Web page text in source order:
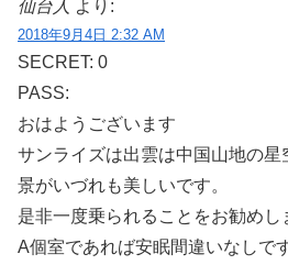
仙台人 より:
2018年9月4日 2:32 AM
SECRET: 0
PASS:
おはようございます
サンライズは出雲は中国山地の
景がいづれも美しいです。
是非一度乗られることをお勧めし
A個室であれば安眠間違いなしです